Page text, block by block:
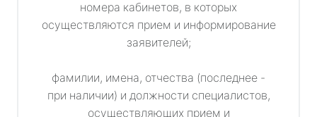
номера кабинетов, в которых
осуществляются прием и информирование
заявителей;
фамилии, имена, отчества (последнее -
при наличии) и должности специалистов,
осуществляющих прием и